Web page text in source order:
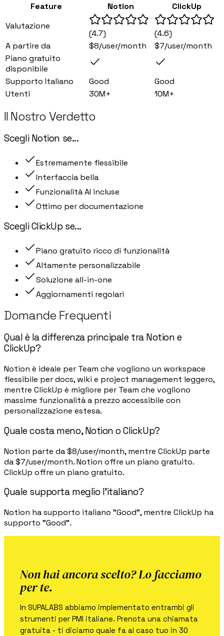
Feature Notion
ClickUp
Valutazione
(4.7) (4.6)
A partire da
$8/user/month
$7/user/month
Piano gratuito
disponibile
Supporto Italiano
Good
Good
Utenti
30M+ 10M+
Il Nostro Verdetto
Scegli Notion se...
Estremamente flessibile
Interfaccia bella
Funzionalità AI incluse
Ottimo per documentazione
Scegli ClickUp se...
Piano gratuito ricco di funzionalità
Altamente personalizzabile
Soluzione all-in-one
Aggiornamenti regolari
Domande Frequenti
Qual è la differenza principale tra Notion e
ClickUp?
Notion è ideale per Team che vogliono un workspace
flessibile per docs, wiki e project management leggero,
mentre ClickUp è migliore per Team che vogliono
massime funzionalità a prezzo accessibile con
personalizzazione estesa.
Quale costa meno, Notion o ClickUp?
Notion parte da $8/user/month, mentre ClickUp parte
da $7/user/month. Notion offre un piano gratuito.
ClickUp offre un piano gratuito.
Quale supporta meglio l'italiano?
Notion ha supporto italiano "Good", mentre ClickUp ha
supporto "Good".
Non hai ancora scelto? Lo facciamo
per te.
In SUPALABS abbiamo implementato entrambi gli
strumenti per PMI italiane. Prenota una chiamata
gratuita - ti diciamo quale fa al caso tuo in 30